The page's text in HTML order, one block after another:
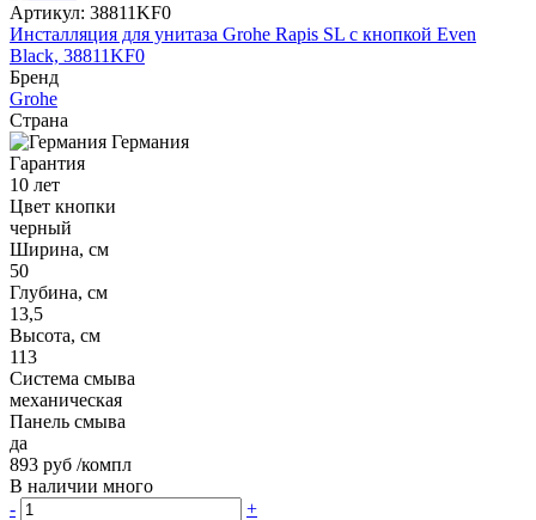
Артикул: 38811KF0
Инсталляция для унитаза Grohe Rapis SL с кнопкой Even
Black, 38811KF0
Бренд
Grohe
Страна
Германия
Гарантия
10 лет
Цвет кнопки
черный
Ширина, см
50
Глубина, см
13,5
Высота, см
113
Система смыва
механическая
Панель смыва
да
893 руб /компл
В наличии много
-
+